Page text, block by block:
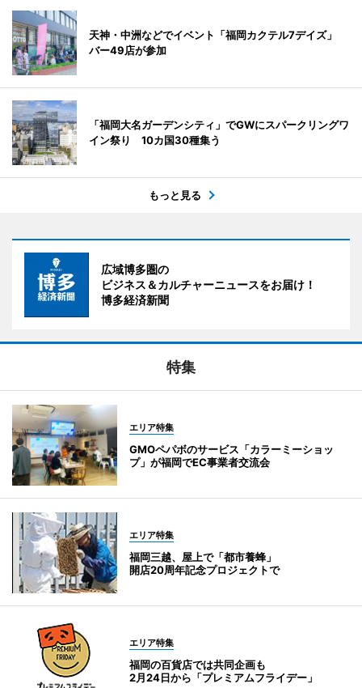
天神・中洲などでイベント「福岡カクテル7デイズ」
バー49店が参加
「福岡大名ガーデンシティ」でGWにスパークリングワ
イン祭り 10カ国30種集う
もっと見る
広域博多圏の
ビジネス＆カルチャーニュースをお届け！
博多経済新聞
特集
エリア特集
GMOペパボのサービス「カラーミーショッ
プ」が福岡でEC事業者交流会
エリア特集
福岡三越、屋上で「都市養蜂」
開店20周年記念プロジェクトで
エリア特集
福岡の百貨店では共同企画も
2月24日から「プレミアムフライデー」